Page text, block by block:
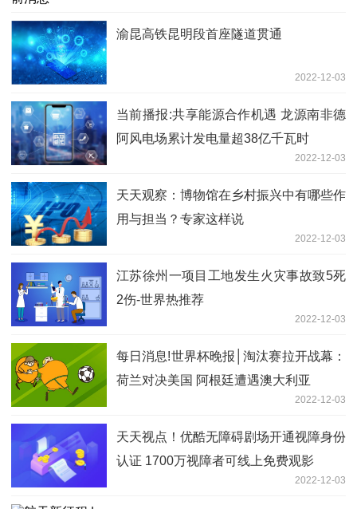
渝昆高铁昆明段首座隧道贯通
2022-12-03
当前播报:共享能源合作机遇 龙源南非德
阿风电场累计发电量超38亿千瓦时
2022-12-03
天天观察：博物馆在乡村振兴中有哪些作
用与担当？专家这样说
2022-12-03
江苏徐州一项目工地发生火灾事故致5死
2伤-世界热推荐
2022-12-03
每日消息!世界杯晚报│淘汰赛拉开战幕：
荷兰对决美国 阿根廷遭遇澳大利亚
2022-12-03
天天视点！优酷无障碍剧场开通视障身份
认证 1700万视障者可线上免费观影
2022-12-03